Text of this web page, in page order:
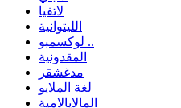
لاتفيا
الليتوانية
لوكسمبو ..
المقدونية
مدغشقر
لغة الملايو
المالايالامية